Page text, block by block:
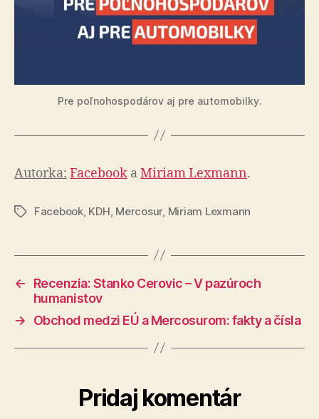
Pre poľnohospodárov aj pre automobilky.
Autorka: Facebook aMiriam Lexmann.
ZnačkyFacebook, KDH Mercosur, Miriam Lexmann
←
Recenzia: Stanko Cerovic – V pazúroch
humanistov
→
Obchod medzi EÚ a Mercosurom: fakty a čísla
Pridaj komentár